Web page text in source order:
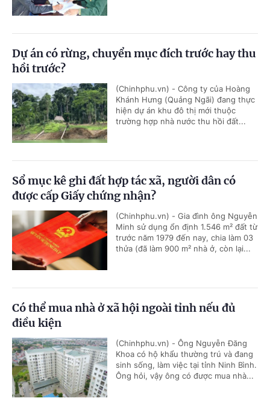
Dự án có rừng, chuyển mục đích trước hay thu
hồi trước?
(Chinhphu.vn) - Công ty của Hoàng
Khánh Hưng (Quảng Ngãi) đang thực
hiện dự án khu đô thị mới thuộc
trường hợp nhà nước thu hồi đất...
Sổ mục kê ghi đất hợp tác xã, người dân có
được cấp Giấy chứng nhận?
(Chinhphu.vn) - Gia đình ông Nguyễn
Minh sử dụng ổn định 1.546 m² đất từ
trước năm 1979 đến nay, chia làm 03
thửa (đã làm 900 m² nhà ở, còn lại...
Có thể mua nhà ở xã hội ngoài tỉnh nếu đủ
điều kiện
(Chinhphu.vn) - Ông Nguyễn Đăng
Khoa có hộ khẩu thường trú và đang
sinh sống, làm việc tại tỉnh Ninh Bình.
Ông hỏi, vậy ông có được mua nhà...